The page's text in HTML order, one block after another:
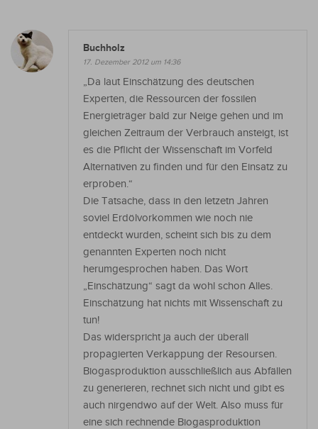
Buchholz
17. Dezember 2012 um 14:36
„Da laut Einschätzung des deutschen
Experten, die Ressourcen der fossilen
Energieträger bald zur Neige gehen und im
gleichen Zeitraum der Verbrauch ansteigt, ist
es die Pflicht der Wissenschaft im Vorfeld
Alternativen zu finden und für den Einsatz zu
erproben.“
Die Tatsache, dass in den letzetn Jahren
soviel Erdölvorkommen wie noch nie
entdeckt wurden, scheint sich bis zu dem
genannten Experten noch nicht
herumgesprochen haben. Das Wort
„Einschätzung“ sagt da wohl schon Alles.
Einschätzung hat nichts mit Wissenschaft zu
tun!
Das widerspricht ja auch der überall
propagierten Verkappung der Resoursen.
Biogasproduktion ausschließlich aus Abfällen
zu generieren, rechnet sich nicht und gibt es
auch nirgendwo auf der Welt. Also muss für
eine sich rechnende Biogasproduktion